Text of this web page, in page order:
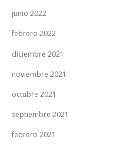
junio 2022
febrero 2022
diciembre 2021
noviembre 2021
octubre 2021
septiembre 2021
febrero 2021